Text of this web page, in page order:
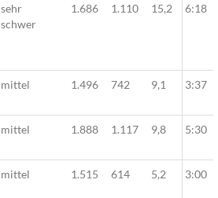
sehr
schwer
1.686 1.110 15,2 6:18
mittel 1.496 742 9,1 3:37
mittel 1.888 1.117 9,8 5:30
mittel 1.515 614 5,2 3:00